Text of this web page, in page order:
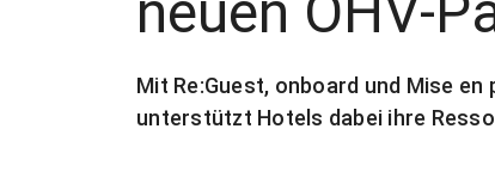
Mit Re:Guest, onboard und Mise
unterstützt Hotels dabei ihre